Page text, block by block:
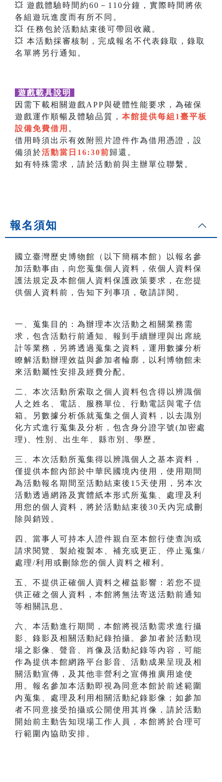
💥 遊戲體驗時間約60－110分鐘，實際時間將依
各組遊玩進度而有所不同。
💥 任務包於活動結束後可帶回收藏。
💥 本活動採審核制，完成報名不代表錄取，錄取
名單將另行通知。
遊戲載具說明
因需下載相關遊戲APP與硬體性能要求，為確保
遊戲運作順暢及體驗品質， 本館提供每組1臺平板
設備免費借用 。
借用時須出示有效附照片證件作為借用憑證，設
備須於活動當日16:30前歸還。
如有特殊需求，請於活動前與主辦單位聯繫。
報名須知
國立臺灣歷史博物館（以下簡稱本館）以報名參
加活動事由，向您蒐集個人資料，依個人資料保
護法規定及本館個人資料保護政策要求，在您提
供個人資料前，告知下列事項，敬請詳閱。
一、蒐集目的：為辦理本次活動之相關業務需
求，包含活動行前通知、報到手續辦理與出席統
計等業務，另將透過蒐集之資料，運用數據分析
瞭解活動辦理效益與參加者輪廓，以利博物館未
來活動屬性安排及經費分配。
二、本次活動所索取之個人資料包含得以辨識個
人之姓名、電話、服務單位、行動電話與電子信
箱。另數據分析係就蒐集之個人資料，以去識別
化方式進行蒐集及分析，包含身分證字號(加密處
理)、性別、出生年、縣市別、學歷。
三、本次活動所蒐集得以辨識個人之基本資料，
僅提供本館內部於中華民國境內使用，使用期間
為活動報名期間至活動結束後15天使用，另本次
活動透過網路及實體紙本形式所蒐集、處理及利
用您的個人資料，將於活動結束後30天內完成刪
除與銷毀。
四、當事人可持本人證件親自至本館行使查詢或
請求閱覽、製給複製本、補充或更正、停止蒐集/
處理/利用或刪除您的個人資料之權利。
五、不提供正確個人資料之權益影響：若您不提
供正確之個人資料，本館將無法寄送活動前通知
等相關訊息。
六、本活動進行期間，本館將視活動需求進行攝
影、錄影及相關活動紀錄拍攝。參加者於活動現
場之影像、聲音、肖像及活動紀錄等內容，可能
作為提供本館網路平台影音、活動成果呈現及相
關活動宣傳，及其他非營利之宣傳推廣用途使
用。報名參加本活動即視為同意本館於前述範圍
內蒐集、處理及利用相關活動紀錄影像；如參加
者不同意接受拍攝或公開使用其肖像，請於活動
開始前主動告知現場工作人員，本館將於合理可
行範圍內協助安排。